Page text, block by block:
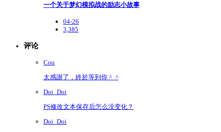
一个关于梦幻模拟战的励志小故事
04-26
3,385
评论
Cou
太感謝了，終於等到你 ^_^
Doi_Doi
PS修改文本保存后怎么没变化？
Doi_Doi